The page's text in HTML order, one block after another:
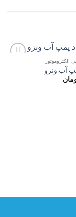
الکتروموتور
آب ونزو